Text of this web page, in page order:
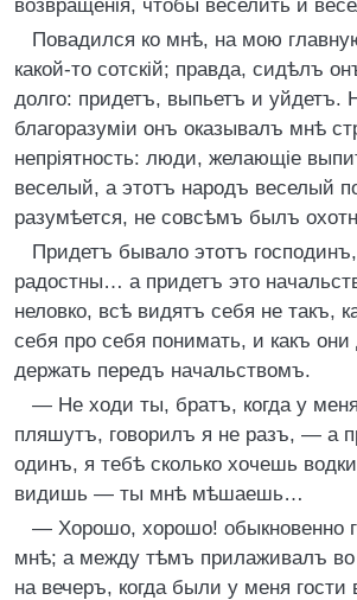
возвращенія, чтобы веселить и
Повадился ко мнѣ, на мою
какой-то сотскій; правда, сидѣлъ
долго: придетъ, выпьетъ и уйдетъ.
благоразуміи онъ оказывалъ мнѣ
непріятность: люди, желающіе
веселый, а этотъ народъ веселый
разумѣется, не совсѣмъ былъ
Придетъ бывало этотъ
радостны… а придетъ это
неловко, всѣ видятъ себя не такъ,
себя про себя понимать, и какъ
держать передъ начальствомъ.
— Не ходи ты, братъ, когда у
пляшутъ, говорилъ я не разъ, — а
одинъ, я тебѣ сколько хочешь
видишь — ты мнѣ мѣшаешь…
— Хорошо, хорошо! обыкновенно
мнѣ; а между тѣмъ прилаживалъ во
на вечеръ, когда были у меня гости